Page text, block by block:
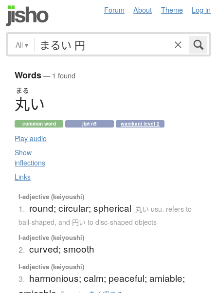
Forum About Theme Log in
All ▾
Words— 1 found
まる
丸い
common word jlpt n5 wanikani level 2
Play audio
Show
inflections
Links
I-adjective (keiyoushi)
1. round; circular; spherical 丸い usu. refers to
ball-shaped, and 円い to disc-shaped objects
I-adjective (keiyoushi)
2. curved; smooth
I-adjective (keiyoushi)
3. harmonious; calm; peaceful; amiable;